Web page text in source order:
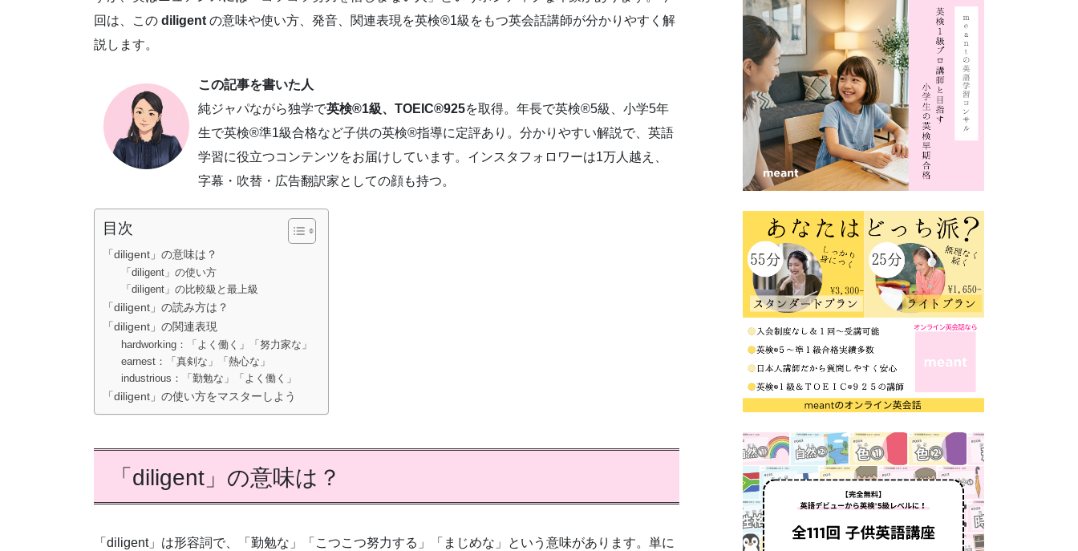
回は、この diligentの意味や使い方、発音、関連表現を英検®1級をもつ英会話講師が分かりやすく解
説します。
この記事を書いた人
純ジャパながら独学で英検®1級、TOEIC®925を取得。年長で英検®5級、小学5年
生で英検®準1級合格など子供の英検®指導に定評あり。分かりやすい解説で、英語
学習に役立つコンテンツをお届けしています。インスタフォロワーは1万人越え、
字幕・吹替・広告翻訳家としての顔も持つ。
目次
「diligent」の意味は？
「diligent」の使い方
「diligent」の比較級と最上級
「diligent」の読み方は？
「diligent」の関連表現
hardworking：「よく働く」「努力家な」
earnest：「真剣な」「熱心な」
industrious：「勤勉な」「よく働く」
「diligent」の使い方をマスターしよう
「diligent」の意味は？
「diligent」は形容詞で、「勤勉な」「こつこつ努力する」「まじめな」という意味があります。単に